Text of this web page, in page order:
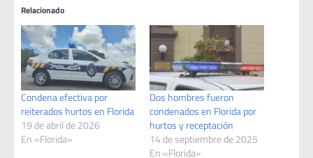
Relacionado
Condena efectiva por
reiterados hurtos en Florida
19 de abril de 2026
En «Florida»
Dos hombres fueron
condenados en Florida por
hurtos y receptación
14 de septiembre de 2025
En «Florida»